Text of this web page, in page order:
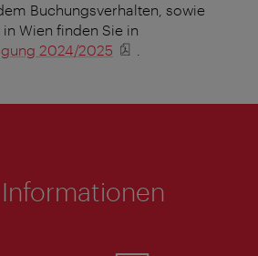
Buchungsverhalten, sowie
Wien finden Sie in
2024/2025